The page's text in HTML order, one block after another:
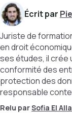
Écrit par
Juriste de
en droit
ses études, il crée
conformité des
protection des
responsable
Relu parSofia El